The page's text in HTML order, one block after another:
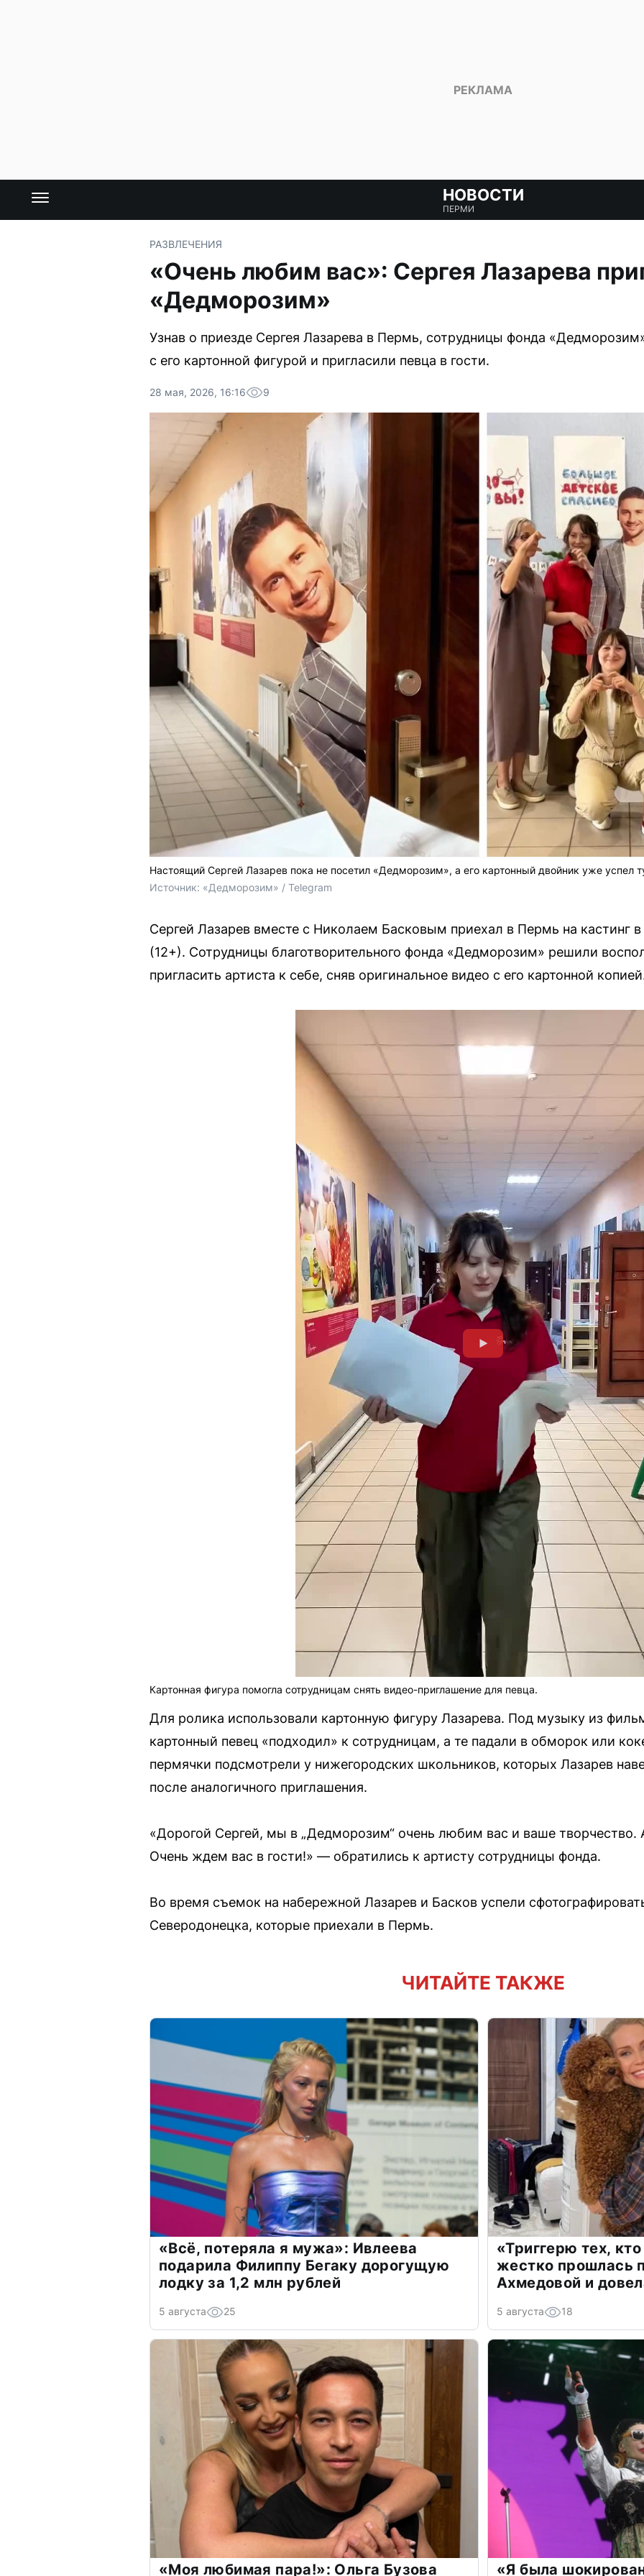
НОВОСТИ
ПЕРМИ
РАЗВЛЕЧЕНИЯ
«Очень любим вас»: Сергея Лазарева
«Дедморозим»
Узнав о приезде Сергея Лазарева в Пермь, сотрудницы фонда
с его картонной фигурой и пригласили певца в гости.
28 мая, 2026, 16:16 9
Настоящий Сергей Лазарев пока не посетил «Дедморозим», а его картонный двойник уже успел
Источник: «Дедморозим» / Telegram
Сергей Лазарев вместе с Николаем Басковым приехал в Пермь на кастинг
(12+). Сотрудницы благотворительного фонда «Дедморозим» решили
пригласить артиста к себе, сняв оригинальное видео с его картонной
Картонная фигура помогла сотрудницам снять видео-приглашение для певца.
Для ролика использовали картонную фигуру Лазарева. Под музыку из
картонный певец «подходил» к сотрудницам, а те падали в обморок или
пермячки подсмотрели у нижегородских школьников, которых Лазарев
после аналогичного приглашения.
«Дорогой Сергей, мы в „Дедморозим“ очень любим вас и ваше
Очень ждем вас в гости!» — обратились к артисту сотрудницы фонда.
Во время съемок на набережной Лазарев и Басков успели
Северодонецка, которые приехали в Пермь.
ЧИТАЙТЕ ТАКЖЕ
«Всё, потеряла я мужа»: Ивлеева
подарила Филиппу Бегаку дорогущую
лодку за 1,2 млн рублей
5 августа 25
«Триггерю тех,
жестко прошлась
Ахмедовой и
5 августа 18
«Моя любимая пара!»: Ольга Бузова «Я была